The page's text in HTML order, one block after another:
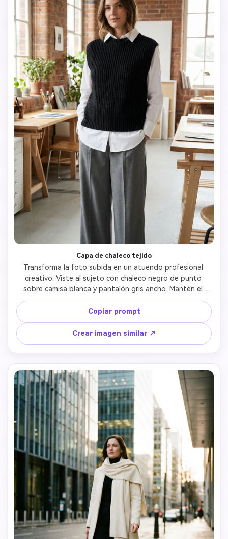
Capa de chaleco tejido
Transforma la foto subida en un atuendo profesional
creativo. Viste al sujeto con chaleco negro de punto
sobre camisa blanca y pantalón gris ancho. Mantén el
rostro reconocible con sonrisa profesional. Fondo:
Espacio de trabajo creativo con ladrillo a la vista y luz
natural brillante.
Copiar prompt
Crear imagen similar ↗